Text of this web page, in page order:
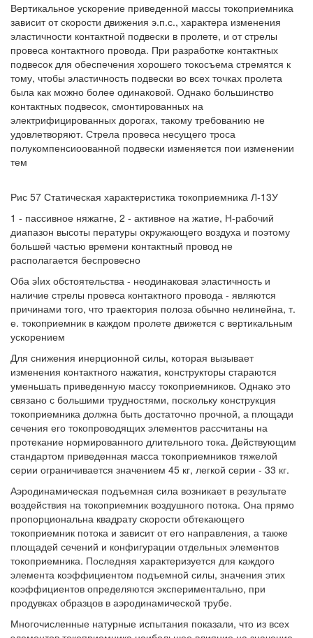
Вертикальное ускорение приведенной массы токоприемника
зависит от скорости движения э.п.с., характера изменения
эластичности контактной подвески в пролете, и от стрелы
провеса контактного провода. При разработке контактных
подвесок для обеспечения хорошего токосъема стремятся к
тому, чтобы эластичность подвески во всех точках пролета
была как можно более одинаковой. Однако большинство
контактных подвесок, смонтированных на
электрифицированных дорогах, такому требованию не
удовлетворяют. Стрела провеса несущего троса
полукомпенсиоованной подвески изменяется пои изменении
тем
Рис 57 Статическая характеристика токоприемника Л-13У
1 - пассивное няжагне, 2 - активное на жатие, Н-рабочий
диапазон высоты пературы окружающего воздуха и поэтому
большей частью времени контактный провод не
располагается беспровесно
Оба эIих обстоятельства - неодинаковая эластичность и
наличие стрелы провеса контактного провода - являются
причинами того, что траектория полоза обычно нелинейна, т.
е. токоприемник в каждом пролете движется с вертикальным
ускорением
Для снижения инерционной силы, которая вызывает
изменения контактного нажатия, конструкторы стараются
уменьшать приведенную массу токоприемников. Однако это
связано с большими трудностями, поскольку конструкция
токоприемника должна быть достаточно прочной, а площади
сечения его токопроводящих элементов рассчитаны на
протекание нормированного длительного тока. Действующим
стандартом приведенная масса токоприемников тяжелой
серии ограничивается значением 45 кг, легкой серии - 33 кг.
Аэродинамическая подъемная сила возникает в результате
воздействия на токоприемник воздушного потока. Она прямо
пропорциональна квадрату скорости обтекающего
токоприемник потока и зависит от его направления, а также
площадей сечений и конфигурации отдельных элементов
токоприемника. Последняя характеризуется для каждого
элемента коэффициентом подъемной силы, значения этих
коэффициентов определяются экспериментально, при
продувках образцов в аэродинамической трубе.
Многочисленные натурные испытания показали, что из всех